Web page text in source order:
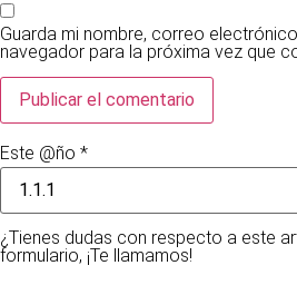
Guarda mi nombre, correo
navegador para la próxima vez que
Este @ño *
¿Tienes dudas con respecto a este
formulario, ¡Te llamamos!